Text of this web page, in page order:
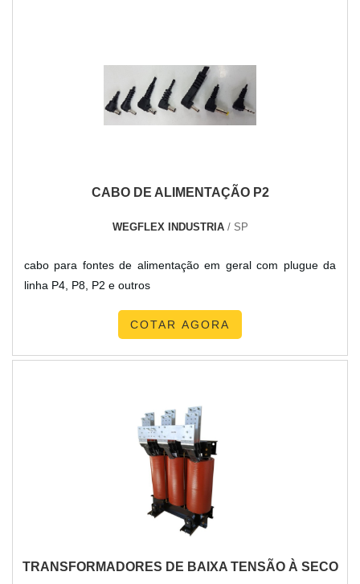
CABO DE ALIMENTAÇÃO P2
WEGFLEX INDUSTRIA/ SP
cabo para fontes de alimentação em geral com plugue da
linha P4, P8, P2 e outros
COTAR AGORA
TRANSFORMADORES DE BAIXA TENSÃO À SECO